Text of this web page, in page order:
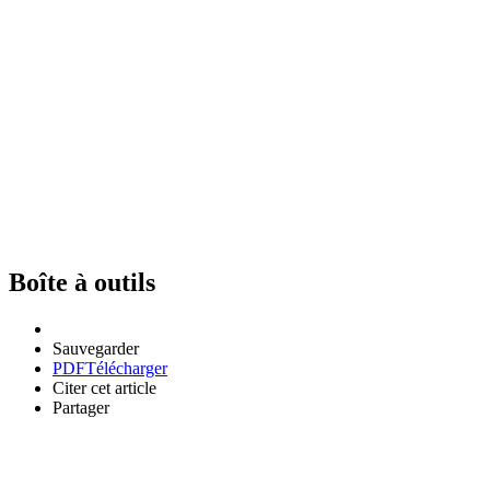
Boîte à outils
Sauvegarder
PDFTélécharger
Citer cet article
Partager